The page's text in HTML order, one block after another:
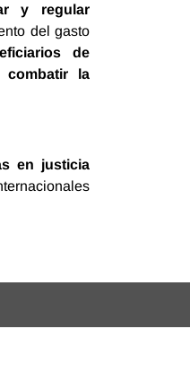
y regular
del gasto
de
combatir la
en justicia